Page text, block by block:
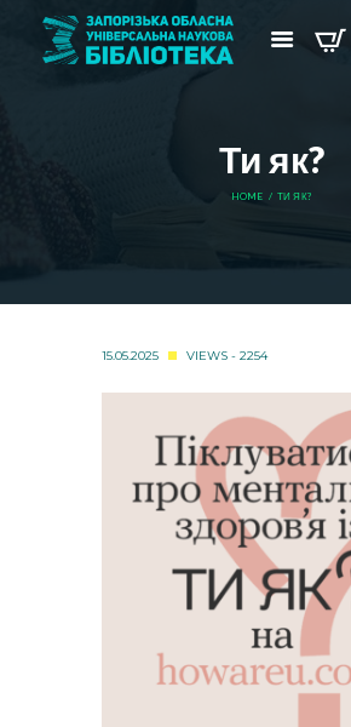
Ти як?
HOME ТИ ЯК?
15.05.2025 VIEWS - 2254